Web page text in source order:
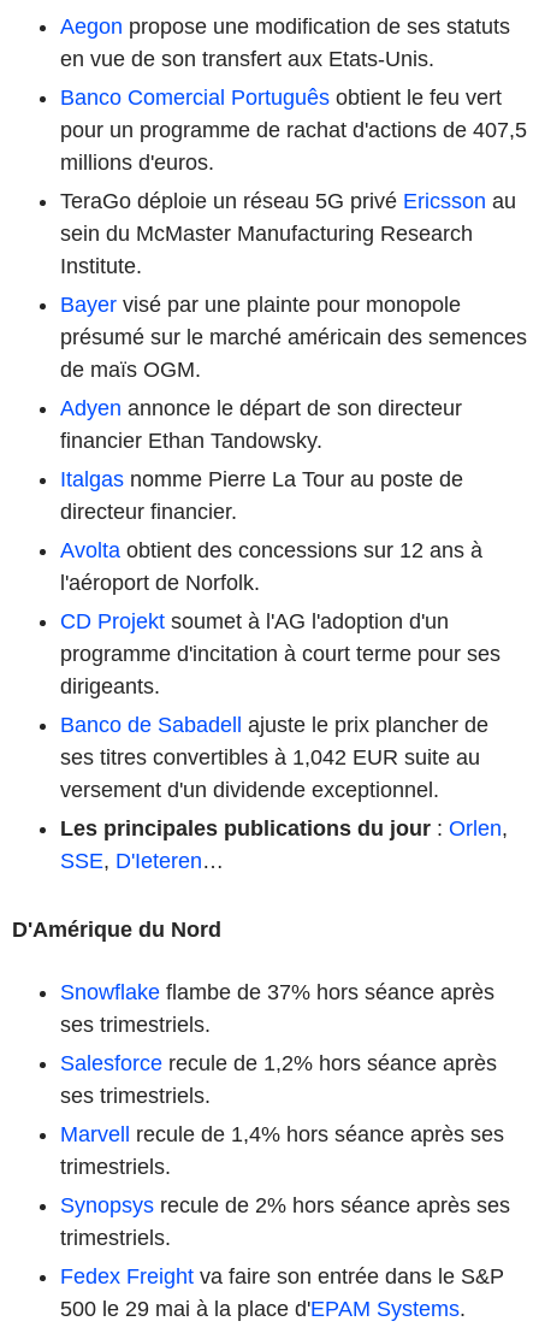
Aegon propose une modification de ses statuts
en vue de son transfert aux Etats-Unis.
Banco Comercial Português obtient le feu vert
pour un programme de rachat d'actions de 407,5
millions d'euros.
TeraGo déploie un réseau 5G privé Ericsson au
sein du McMaster Manufacturing Research
Institute.
Bayer visé par une plainte pour monopole
présumé sur le marché américain des semences
de maïs OGM.
Adyen annonce le départ de son directeur
financier Ethan Tandowsky.
Italgas nomme Pierre La Tour au poste de
directeur financier.
Avolta obtient des concessions sur 12 ans à
l'aéroport de Norfolk.
CD Projekt soumet à l'AG l'adoption d'un
programme d'incitation à court terme pour ses
dirigeants.
Banco de Sabadell ajuste le prix plancher de
ses titres convertibles à 1,042 EUR suite au
versement d'un dividende exceptionnel.
Les principales publications du jour : Orlen,
SSE, D'Ieteren…
D'Amérique du Nord
Snowflake flambe de 37% hors séance après
ses trimestriels.
Salesforce recule de 1,2% hors séance après
ses trimestriels.
Marvell recule de 1,4% hors séance après ses
trimestriels.
Synopsys recule de 2% hors séance après ses
trimestriels.
Fedex Freight va faire son entrée dans le S&P
500 le 29 mai à la place d'EPAM Systems.